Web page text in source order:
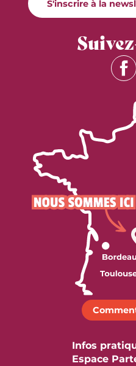
S'inscrire à la
Infos
Espace